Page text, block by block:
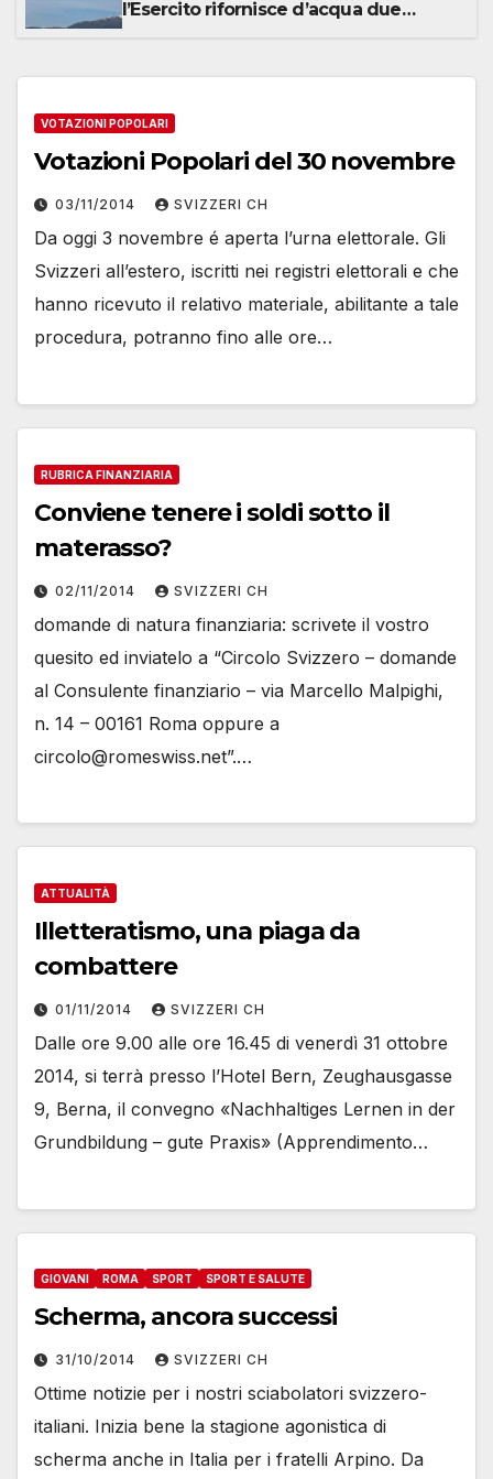
l’Esercito rifornisce d’acqua due
VOTAZIONI POPOLARI
Votazioni Popolari del 30 novembre
03/11/2014 SVIZZERI CH
Da oggi 3 novembre é aperta l’urna elettorale. Gli
Svizzeri all’estero, iscritti nei registri elettorali e che
hanno ricevuto il relativo materiale, abilitante a tale
procedura, potranno fino alle ore…
RUBRICA FINANZIARIA
Conviene tenere i soldi sotto il
materasso?
02/11/2014 SVIZZERI CH
domande di natura finanziaria: scrivete il vostro
quesito ed inviatelo a “Circolo Svizzero – domande
al Consulente finanziario – via Marcello Malpighi,
n. 14 – 00161 Roma oppure a
circolo@romeswiss.net”.…
ATTUALITÀ
Illetteratismo, una piaga da
combattere
01/11/2014 SVIZZERI CH
Dalle ore 9.00 alle ore 16.45 di venerdì 31 ottobre
2014, si terrà presso l’Hotel Bern, Zeughausgasse
9, Berna, il convegno «Nachhaltiges Lernen in der
Grundbildung – gute Praxis» (Apprendimento…
GIOVANI ROMA SPORT SPORT E SALUTE
Scherma, ancora successi
31/10/2014 SVIZZERI CH
Ottime notizie per i nostri sciabolatori svizzero-
italiani. Inizia bene la stagione agonistica di
scherma anche in Italia per i fratelli Arpino. Da